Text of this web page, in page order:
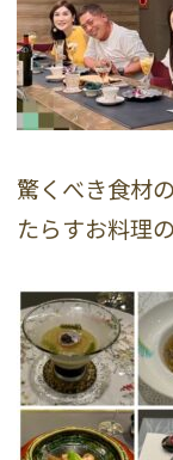
驚くべき食材
たらすお料理